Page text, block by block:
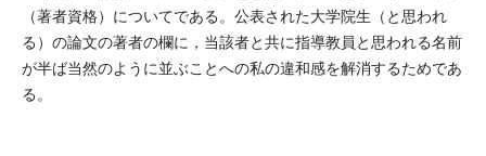
（著者資格）についてである。公表された大学院生（と思われ
る）の論文の著者の欄に，当該者と共に指導教員と思われる名前
が半ば当然のように並ぶことへの私の違和感を解消するためであ
る。